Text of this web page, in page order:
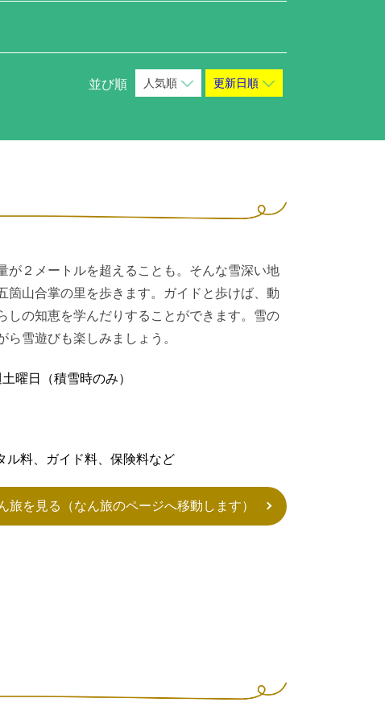
更新日順
人気順
並び順
が２メートルを超えることも。そんな雪深い地
箇山合掌の里を歩きます。ガイドと歩けば、動
しの知恵を学んだりすることができます。雪の
雪遊びも楽しみましょう。
曜日（積雪時のみ）
ル料、ガイド料、保険料など
旅を見る（なん旅のページへ移動します）